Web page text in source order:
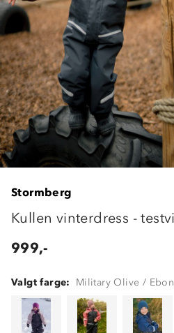
Stormberg
Kullen vinterdress -
999,-
Valgt farge: Military Olive /